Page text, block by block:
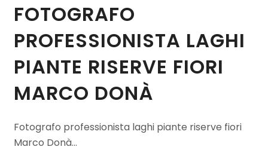
FOTOGRAFO
PROFESSIONISTA LAGHI
PIANTE RISERVE FIORI
MARCO DONÀ
Fotografo professionista laghi piante riserve fiori
Marco Donà...